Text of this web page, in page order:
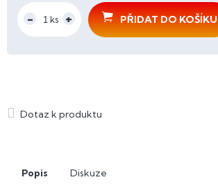
cena:
PŘIDAT DO KOŠÍKU
Popis Diskuze